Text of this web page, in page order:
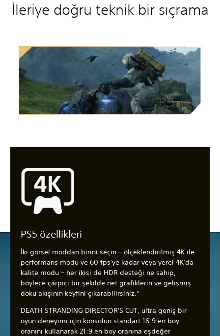
İleriye doğru teknik bir sıçrama
PS5 özellikleri
İki görsel moddan birini seçin – ölçeklendirilmiş 4K ile
performans modu ve 60 fps'ye kadar veya yerel 4K'da
kalite modu – her ikisi de HDR desteği ne sahip,
böylece çarpıcı bir şekilde net grafiklerin ve gelişmiş
doku akışının keyfini çıkarabilirsiniz.*
DEATH STRANDING DIRECTOR'S CUT, ultra geniş bir
oyun deneyimi için konsolun standart 16:9 en boy
oranını kullanarak 21:9 en boy oranına eşdeğer